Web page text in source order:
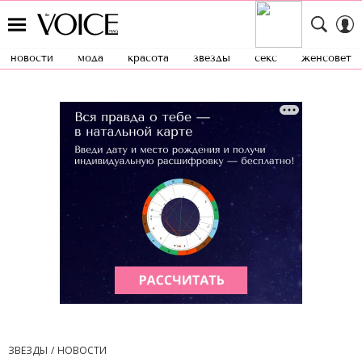
новости мода красота звезды секс женсовет
ЗВЕЗДЫ
НОВОСТИ